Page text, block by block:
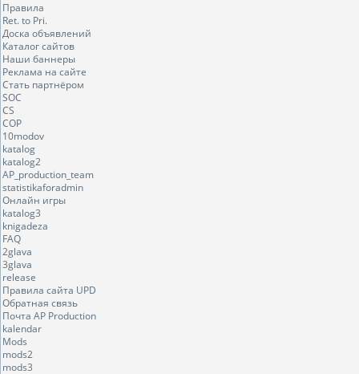
Правила
Ret. to Pri.
Доска объявлений
Каталог сайтов
Наши баннеры
Реклама на сайте
Стать партнёром
SOC
CS
COP
10modov
katalog
katalog2
AP_production_team
statistikaforadmin
Онлайн игры
katalog3
knigadeza
FAQ
2glava
3glava
release
Правила сайта UPD
Обратная связь
Почта AP Production
kalendar
Mods
mods2
mods3